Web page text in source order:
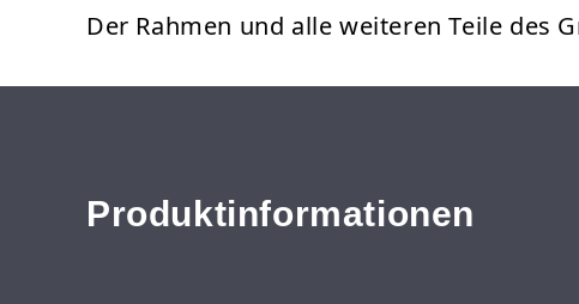
Der Rahmen und alle weiteren Teile des
Produktinformationen